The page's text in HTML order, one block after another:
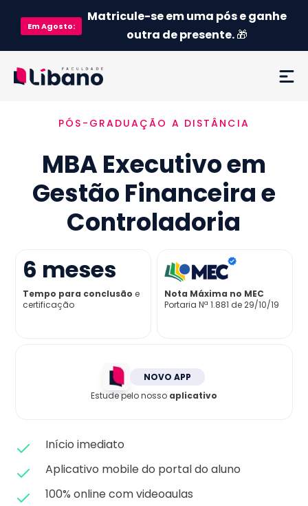
EmAgosto:
Matricule-se em uma pós e ganhe
outra de presente.🎁
Ementa
Como funciona
Credenciamento MEC
Já sou aluno
PÓS-GRADUAÇÃO A DISTÂNCIA
MBA Executivo em
Gestão Financeira e
Controladoria
6 meses
Tempo para conclusão e
certificação
Nota Máxima no MEC
Portaria Nª 1.881 de 29/10/19
NOVO APP
Estude pelo nosso aplicativo
Início imediato
Aplicativo mobile do portal do aluno
100% online com videoaulas